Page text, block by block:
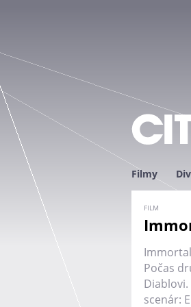
Filmy
FILM
Počas
scenár: